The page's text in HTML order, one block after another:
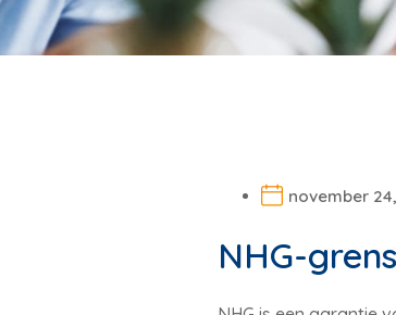
november
NHG-